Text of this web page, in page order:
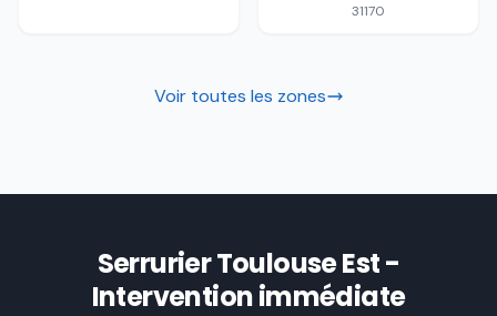
31170
Voir toutes les zones
Serrurier Toulouse Est -
Intervention immédiate